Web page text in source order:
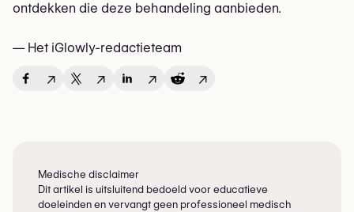
ontdekken die deze behandeling aanbieden.
— Het iGlowly-redactieteam
↗ ↗ ↗ ↗
Medische disclaimer
Dit artikel is uitsluitend bedoeld voor educatieve
doeleinden en vervangt geen professioneel medisch